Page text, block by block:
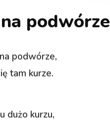
podwórze
podwórze,
tam kurze.
dużo kurzu,